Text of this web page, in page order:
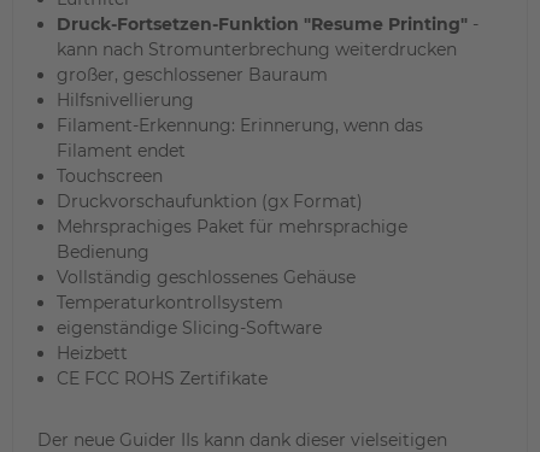
Druck-Fortsetzen-Funktion "Resume Printing" -
kann nach Stromunterbrechung weiterdrucken
großer, geschlossener Bauraum
Hilfsnivellierung
Filament-Erkennung: Erinnerung, wenn das
Filament endet
Touchscreen
Druckvorschaufunktion (gx Format)
Mehrsprachiges Paket für mehrsprachige
Bedienung
Vollständig geschlossenes Gehäuse
Temperaturkontrollsystem
eigenständige Slicing-Software
Heizbett
CE FCC ROHS Zertifikate
Der neue Guider IIs kann dank dieser vielseitigen